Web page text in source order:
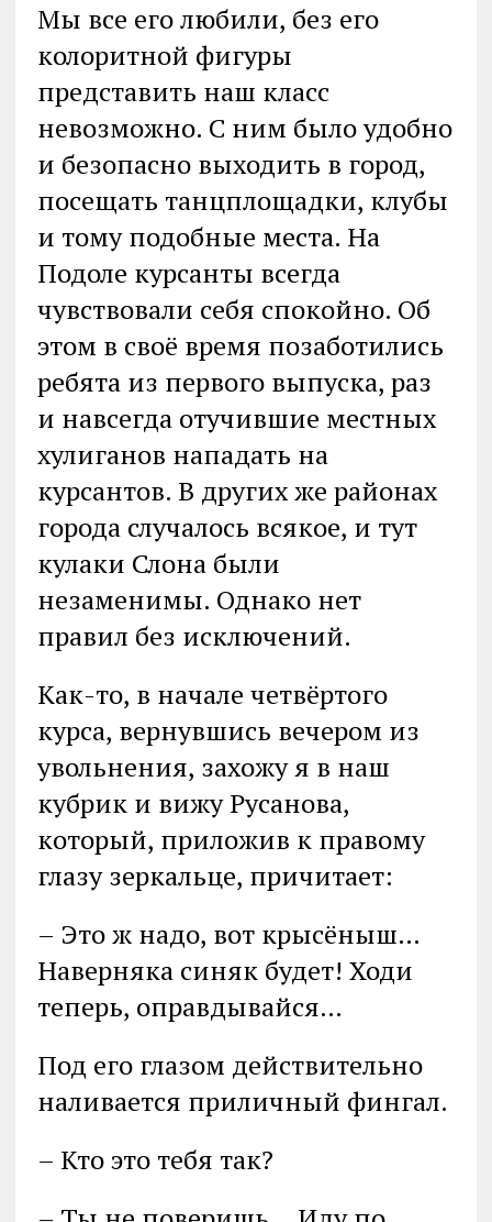
Мы все его любили, без его
колоритной фигуры
представить наш класс
невозможно. С ним было удобно
и безопасно выходить в город,
посещать танцплощадки, клубы
и тому подобные места. На
Подоле курсанты всегда
чувствовали себя спокойно. Об
этом в своё время позаботились
ребята из первого выпуска, раз
и навсегда отучившие местных
хулиганов нападать на
курсантов. В других же районах
города случалось всякое, и тут
кулаки Слона были
незаменимы. Однако нет
правил без исключений.
Как-то, в начале четвёртого
курса, вернувшись вечером из
увольнения, захожу я в наш
кубрик и вижу Русанова,
который, приложив к правому
глазу зеркальце, причитает:
– Это ж надо, вот крысёныш…
Наверняка синяк будет! Ходи
теперь, оправдывайся…
Под его глазом действительно
наливается приличный фингал.
– Кто это тебя так?